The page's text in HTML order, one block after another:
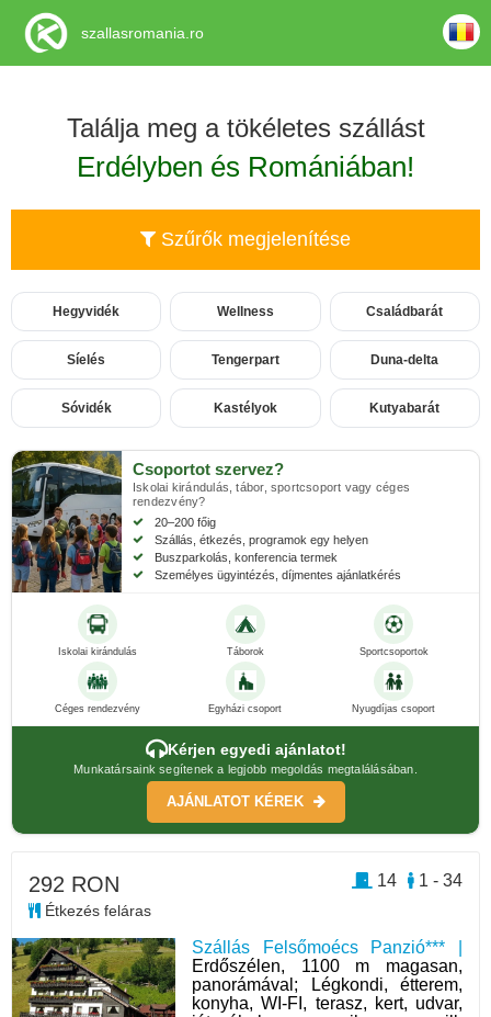
Találja meg a tökéletes szállást
Erdélyben és Romániában!
Szűrők megjelenítése
Hegyvidék Wellness Családbarát
Síelés Tengerpart Duna-delta
Sóvidék Kastélyok Kutyabarát
Csoportot szervez?
Iskolai kirándulás, tábor, sportcsoport vagy céges
rendezvény?
20–200 főig
Szállás, étkezés, programok egy helyen
Buszparkolás, konferencia termek
Személyes ügyintézés, díjmentes ajánlatkérés
Iskolai kirándulás Táborok Sportcsoportok
Céges rendezvény Egyházi csoport Nyugdíjas csoport
Kérjen egyedi ajánlatot!
Munkatársaink segítenek a legjobb megoldás megtalálásában.
AJÁNLATOT KÉREK
Szállás Felsőmoécs Panzió*** |
Erdőszélen, 1100 m magasan,
panorámával; Légkondi, étterem,
konyha, WI-FI, terasz, kert, udvar,
292 RON
Étkezés feláras
1 - 34
14
szallasromania.ro